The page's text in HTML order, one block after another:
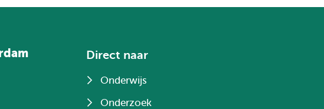
Direct naar
Onderwijs
Onderzoek